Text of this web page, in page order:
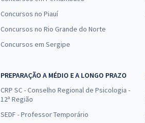
Concursos no Piauí
Concursos no Rio Grande do Norte
Concursos em Sergipe
PREPARAÇÃO A MÉDIO E A LONGO PRAZO
CRP SC - Conselho Regional de Psicologia -
12ª Região
SEDF - Professor Temporário